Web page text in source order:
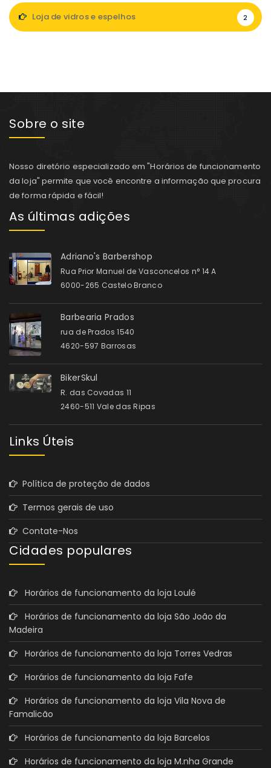
Loja de vidros e espelhos 2
Sobre o site
Nosso diretório especializado em "Horários de funcionamento
da loja" permite que você encontre a informação que procura
de forma rápida e fácil!
As últimas adições
Adriano's Barbershop
Rua Prior Manuel de Vasconcelos n° 14 A
6000-265 Castelo Branco
Barbearia Prados
rua de Prados 1540
4620-597 Barrosas
BikerSkul
R. das Covadas 11
2460-511 Vale das Ripas
Links Úteis
Política de proteção de dados
Termos gerais de uso
Contate-Nos
Cidades populares
Horários de funcionamento da loja Loulé
Horários de funcionamento da loja São João da
Madeira
Horários de funcionamento da loja Torres Vedras
Horários de funcionamento da loja Fafe
Horários de funcionamento da loja Vila Nova de
Famalicão
Horários de funcionamento da loja Barcelos
Horários de funcionamento da loja M.nha Grande